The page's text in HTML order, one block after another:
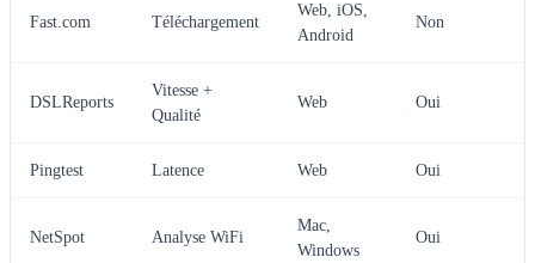
Fast.com Téléchargement
Web, iOS,
Android
Non
DSLReports
Vitesse +
Qualité
Web Oui
Pingtest Latence Web Oui
NetSpot Analyse WiFi
Mac,
Windows
Oui